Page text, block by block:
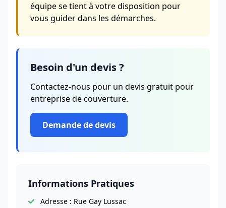
équipe se tient à votre disposition pour
vous guider dans les démarches.
Besoin d'un devis ?
Contactez-nous pour un devis gratuit pour
entreprise de couverture.
Demande de devis
Informations Pratiques
Adresse : Rue Gay Lussac